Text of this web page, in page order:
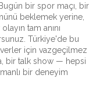
bir spor maçı, bir
beklemek yerine,
tam anını
Türkiye'de bu
için vazgeçilmez
bir talk show — hepsi
bir deneyim